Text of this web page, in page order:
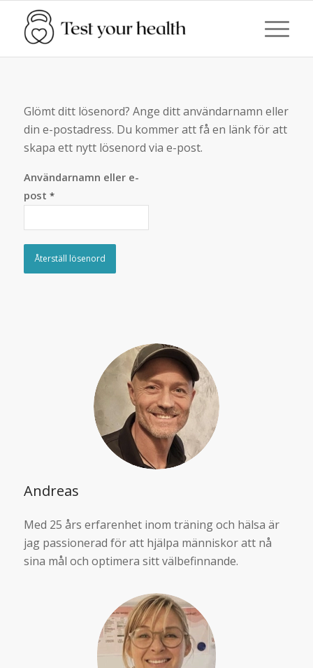
Glömt ditt lösenord? Ange ditt användarnamn eller
din e-postadress. Du kommer att få en länk för att
skapa ett nytt lösenord via e-post.
Användarnamn eller e-
post *
Återställ lösenord
Andreas
Med 25 års erfarenhet inom träning och hälsa är
jag passionerad för att hjälpa människor att nå
sina mål och optimera sitt välbefinnande.